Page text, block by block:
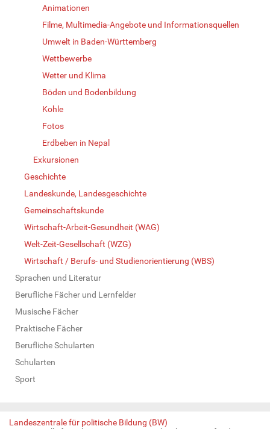
Animationen
Filme, Multimedia-Angebote und Informationsquellen
Umwelt in Baden-Württemberg
Wettbewerbe
Wetter und Klima
Böden und Bodenbildung
Kohle
Fotos
Erdbeben in Nepal
Exkursionen
Geschichte
Landeskunde, Landesgeschichte
Gemeinschaftskunde
Wirtschaft-Arbeit-Gesundheit (WAG)
Welt-Zeit-Gesellschaft (WZG)
Wirtschaft / Berufs- und Studienorientierung (WBS)
Sprachen und Literatur
Berufliche Fächer und Lernfelder
Musische Fächer
Praktische Fächer
Berufliche Schularten
Schularten
Sport
Landeszentrale für politische Bildung (BW)